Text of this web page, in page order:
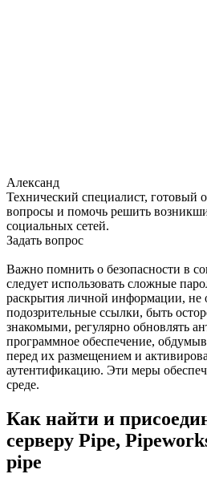
Александ
Технический специалист, готовый
вопросы и помочь решить
социальных сетей.
Задать вопрос
Важно помнить о безопасности в
следует использовать сложные
раскрытия личной информации, не
подозрительные ссылки, быть
знакомыми, регулярно обновлять
программное обеспечение,
перед их размещением и
аутентификацию. Эти меры
среде.
Как найти и
серверу Pipe,
pipe